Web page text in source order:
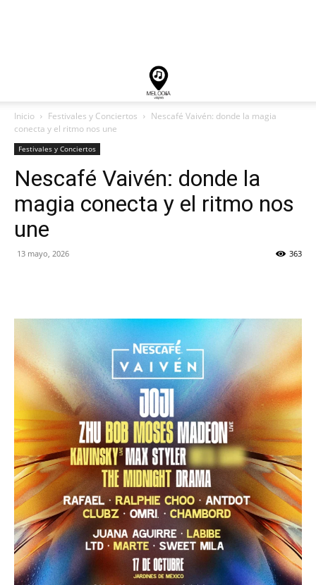
Inicio Festivales y Conciertos
Nescafé Vaivén: donde la magia
conecta y el ritmo nos une
Festivales y Conciertos
Nescafé Vaivén: donde la
magia conecta y el ritmo nos
une
13 mayo, 2026 363